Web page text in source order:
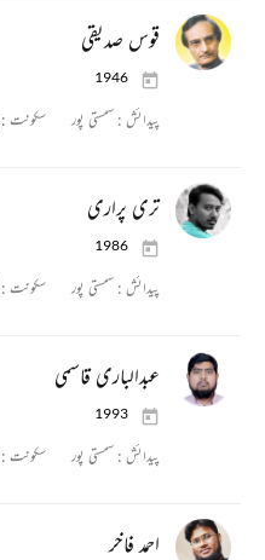
قوس صدیقی
1946
پیدائش : سمستی پور سکونت :
تری پراری
1986
پیدائش : سمستی پور سکونت :
عبدالباری قاسمی
1993
پیدائش : سمستی پور سکونت :
احمد فاخر